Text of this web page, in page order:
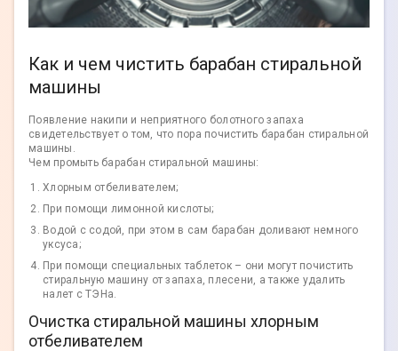
Как и чем чистить барабан стиральной
машины
Появление накипи и неприятного болотного запаха
свидетельствует о том, что пора почистить барабан стиральной
машины.
Чем промыть барабан стиральной машины:
Хлорным отбеливателем;
При помощи лимонной кислоты;
Водой с содой, при этом в сам барабан доливают немного
уксуса;
При помощи специальных таблеток – они могут почистить
стиральную машину от запаха, плесени, а также удалить
налет с ТЭНа.
Очистка стиральной машины хлорным
отбеливателем